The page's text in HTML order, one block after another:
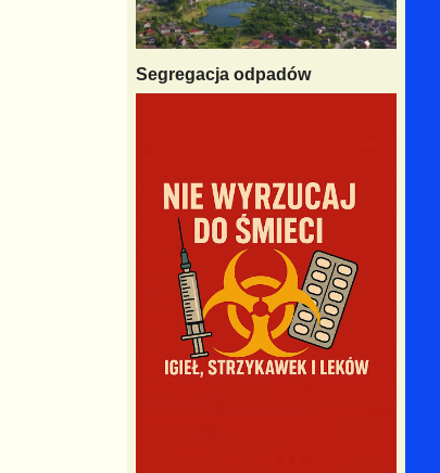
Segregacja odpadów